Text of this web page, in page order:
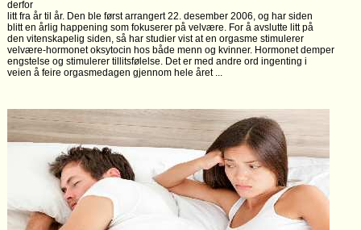
derfor
litt fra år til år. Den ble først arrangert 22. desember 2006, og har siden
blitt en årlig happening som fokuserer på velvære. For å avslutte litt på
den vitenskapelig siden, så har studier vist at en orgasme stimulerer
velvære-hormonet oksytocin hos både menn og kvinner. Hormonet demper
engstelse og stimulerer tillitsfølelse. Det er med andre ord ingenting i
veien å feire orgasmedagen gjennom hele året ...